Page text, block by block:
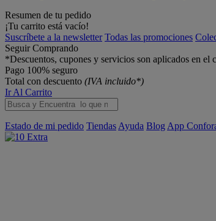
Resumen de tu pedido
¡Tu carrito está vacío!
Suscríbete a la newsletter Todas las promociones
Seguir Comprando
*Descuentos, cupones y servicios son aplicados en
Pago 100% seguro
Total con descuento (IVA incluido*)
Ir Al Carrito
Estado de mi pedido Tiendas Ayuda Blog App